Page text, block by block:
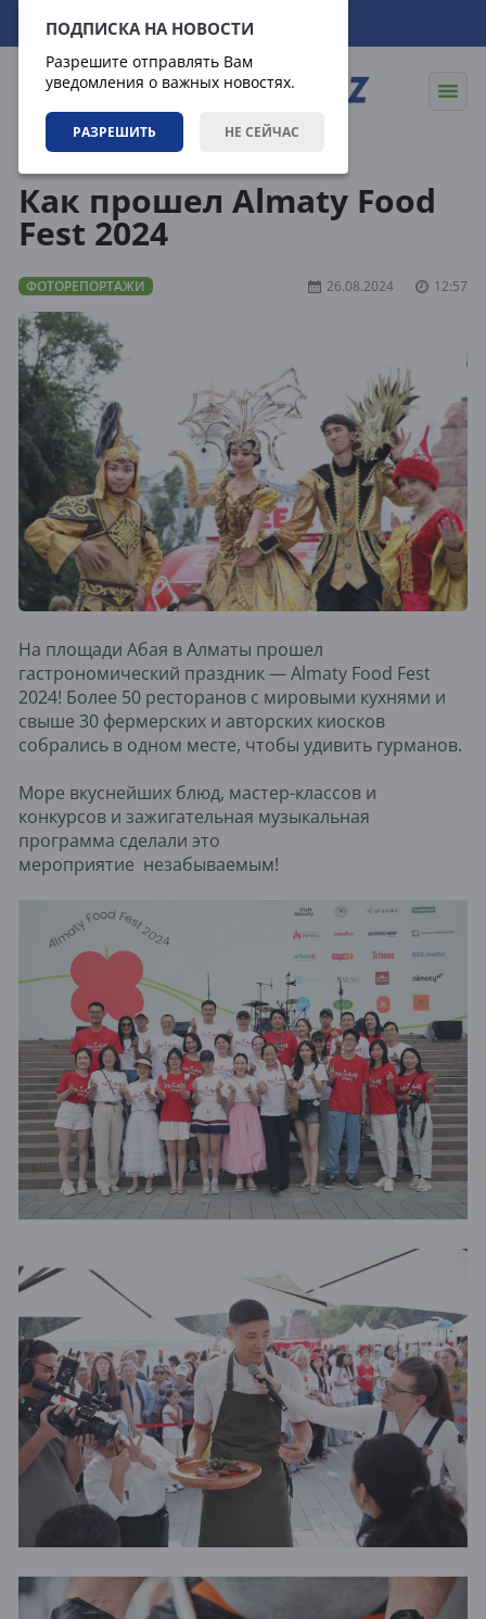
ПОДПИСКА НА НОВОСТИ
Разрешите отправлять Вам
уведомления о важных новостях.
РАЗРЕШИТЬ НЕ СЕЙЧАС
07.08.2026 13:29:55
Как прошел Almaty Food
Fest 2024
ФОТОРЕПОРТАЖИ 26.08.2024 12:57
На площади Абая в Алматы прошел
гастрономический праздник — Almaty Food Fest
2024! Более 50 ресторанов с мировыми кухнями и
свыше 30 фермерских и авторских киосков
собрались в одном месте, чтобы удивить гурманов.
Море вкуснейших блюд, мастер-классов и
конкурсов и зажигательная музыкальная
программа сделали это
мероприятие незабываемым!